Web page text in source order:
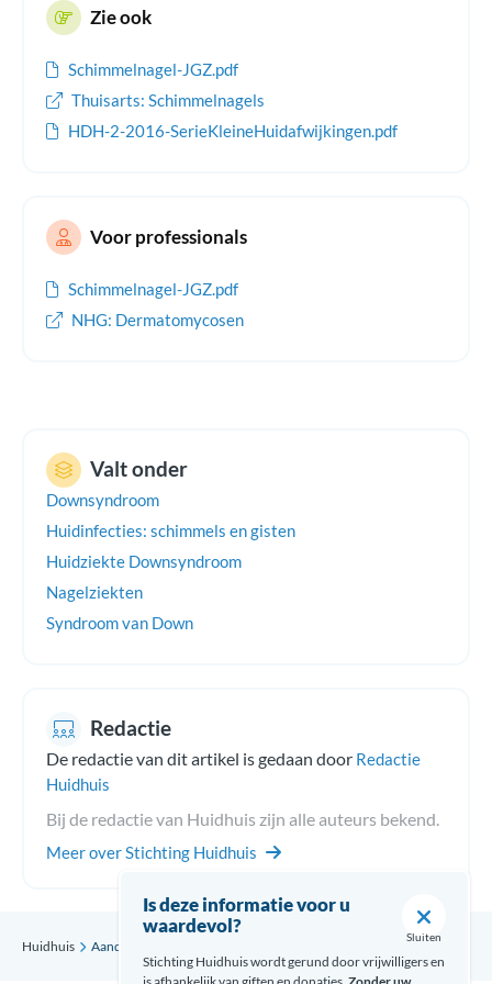
vanaf de nagelriem gezonde nagel omhoog, de zieke nagel
moet ‘eruit groeien’.
Valt onder
Downsyndroom
Huidinfecties: schimmels en gisten
Huidziekte Downsyndroom
Nagelziekten
Syndroom van Down
Redactie
De redactie van dit artikel is gedaan door Redactie
Huidhuis
Bij de redactie van Huidhuis zijn alle auteurs bekend.
Meer over Stichting Huidhuis
Huidhuis Aandoening
Zie ook
Schimmelnagel-JGZ.pdf
Thuisarts: Schimmelnagels
HDH-2-2016-SerieKleineHuidafwijkingen.pdf
Voor professionals
Schimmelnagel-JGZ.pdf
NHG: Dermatomycosen
Is deze informatie voor u
waardevol?
Sluiten
Stichting Huidhuis wordt gerund door vrijwilligers en